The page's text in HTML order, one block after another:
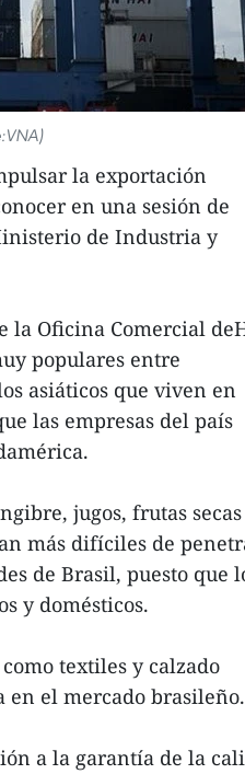
la exportación
en una sesión de
de Industria y
la Oficina Comercial
populares entre
asiáticos que viven en
las empresas del país
jugos, frutas
más difíciles de
de Brasil, puesto que
y domésticos.
textiles y calzado
en el mercado brasileño.
a la garantía de la